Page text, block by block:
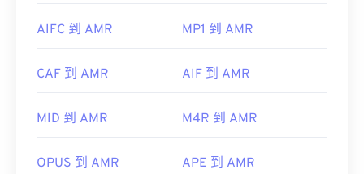
首次发行：
https://en.wikipedia.org/wiki/
且主要处理窄带信号，因此不适合用于音乐文件。
首次发行：1999年
Rate_audio_codec
AIFC 到 AMR MP1 到 AMR
CAF 到 AMR AIF 到 AMR
MID 到 AMR M4R 到 AMR
OPUS 到 AMR APE 到 AMR